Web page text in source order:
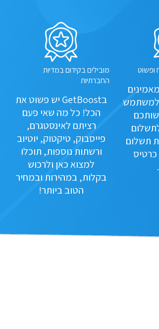
ופשוט
למשתמש
תשלום
מובילים בקידום במדיות
החברתיות
בGetBoost יש פשוט את
הכל! כל מה שאי פעם
רציתם לאינסטגרם,
פייסבוק, טיקטוק, יוטיוב
ורשתות נוספות, תוכלו
למצוא כאן ולרכוש
בקלות, במהירות ובמחיר
הטוב ביותר!